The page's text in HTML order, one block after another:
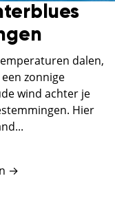
dalen,
zonnige
wind achter je
Hier
→